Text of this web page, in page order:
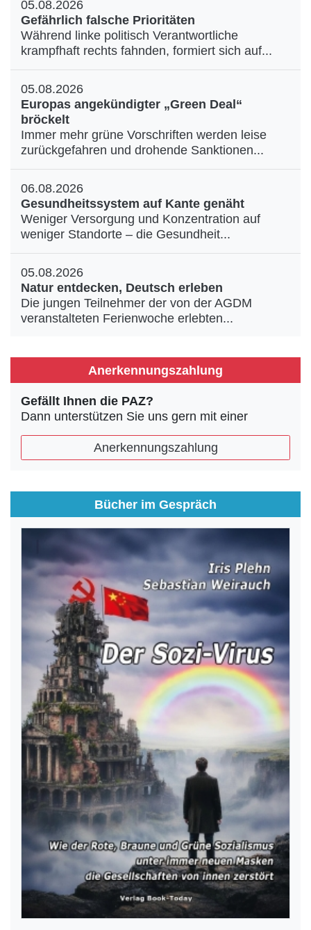
05.08.2026
Gefährlich falsche Prioritäten
Während linke politisch Verantwortliche
krampfhaft rechts fahnden, formiert sich auf...
05.08.2026
Europas angekündigter „Green Deal“
bröckelt
Immer mehr grüne Vorschriften werden leise
zurückgefahren und drohende Sanktionen...
06.08.2026
Gesundheitssystem auf Kante genäht
Weniger Versorgung und Konzentration auf
weniger Standorte – die Gesundheit...
05.08.2026
Natur entdecken, Deutsch erleben
Die jungen Teilnehmer der von der AGDM
veranstalteten Ferienwoche erlebten...
Anerkennungszahlung
Gefällt Ihnen die PAZ?
Dann unterstützen Sie uns gern mit einer
Anerkennungszahlung
Bücher im Gespräch